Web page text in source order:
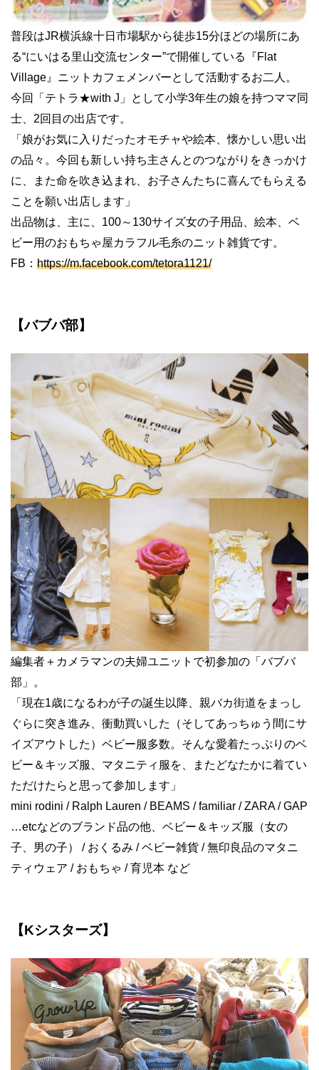
普段はJR横浜線十日市場駅から徒歩15分ほどの場所にあ
る“にいはる里山交流センター”で開催している『Flat
Village』ニットカフェメンバーとして活動するお二人。
今回「テトラ★with J」として小学3年生の娘を持つママ同
士、2回目の出店です。
「娘がお気に入りだったオモチャや絵本、懐かしい思い出
の品々。今回も新しい持ち主さんとのつながりをきっかけ
に、また命を吹き込まれ、お子さんたちに喜んでもらえる
ことを願い出店します」
出品物は、主に、100～130サイズ女の子用品、絵本、ベ
ビー用のおもちゃ屋カラフル毛糸のニット雑貨です。
FB： https://m.facebook.com/tetora1121/
【バブバ部】
編集者＋カメラマンの夫婦ユニットで初参加の「バブバ
部」。
「現在1歳になるわが子の誕生以降、親バカ街道をまっし
ぐらに突き進み、衝動買いした（そしてあっちゅう間にサ
イズアウトした）ベビー服多数。そんな愛着たっぷりのベ
ビー＆キッズ服、マタニティ服を、またどなたかに着てい
ただけたらと思って参加します」
mini rodini / Ralph Lauren / BEAMS / familiar / ZARA / GAP
…etcなどのブランド品の他、ベビー＆キッズ服（女の
子、男の子） / おくるみ / ベビー雑貨 / 無印良品のマタニ
ティウェア / おもちゃ / 育児本 など
【Kシスターズ】